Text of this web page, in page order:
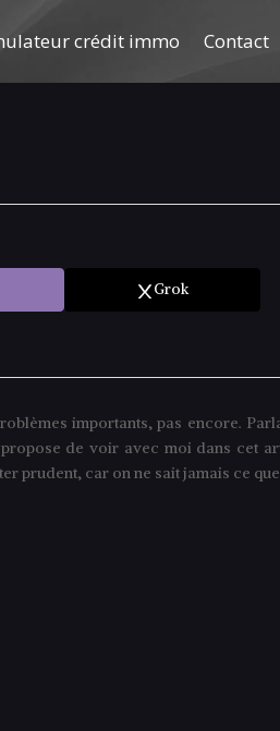
crédit immo Contact
Grok
importants, pas encore.
de voir avec moi dans cet
prudent, car on ne sait jamais ce